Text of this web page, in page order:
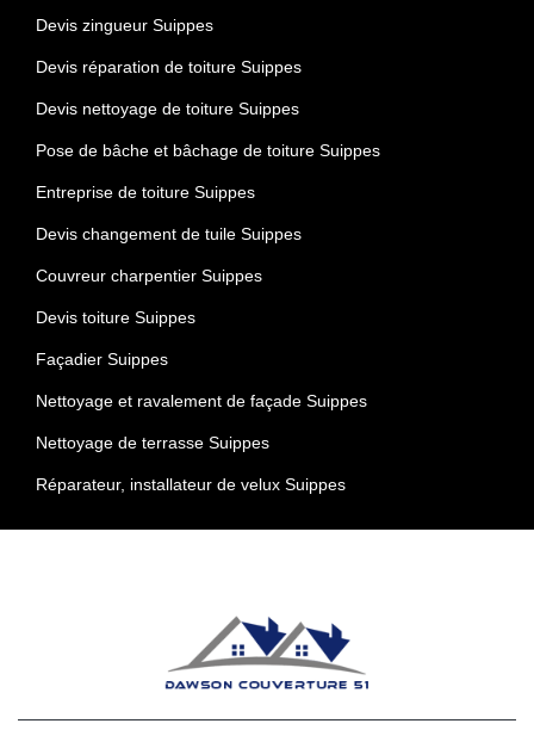
Devis zingueur Suippes
Devis réparation de toiture Suippes
Devis nettoyage de toiture Suippes
Pose de bâche et bâchage de toiture Suippes
Entreprise de toiture Suippes
Devis changement de tuile Suippes
Couvreur charpentier Suippes
Devis toiture Suippes
Façadier Suippes
Nettoyage et ravalement de façade Suippes
Nettoyage de terrasse Suippes
Réparateur, installateur de velux Suippes